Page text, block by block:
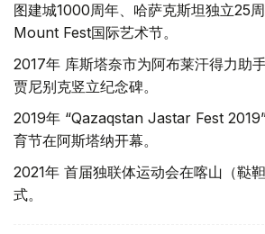
图建城1000周年、哈萨克斯坦独立25
Mount Fest国际艺术节。
2017年 库斯塔奈市为阿布莱汗得力助
贾尼别克竖立纪念碑。
2019年 “Qazaqstan Jastar Fest
育节在阿斯塔纳开幕。
2021年 首届独联体运动会在喀山（鞑
式。